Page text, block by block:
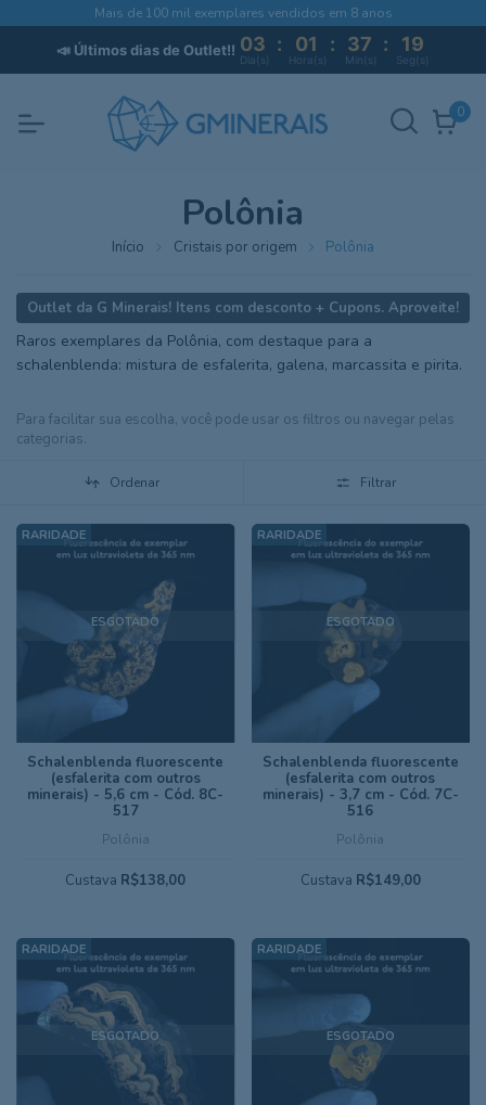
Mais de 100 mil exemplares vendidos em 8 anos
📣 Últimos dias de Outlet!! 03 : 01 : 37 : 19
Dia(s) Hora(s) Min(s) Seg(s)
0
Polônia
Início Cristais por origem Polônia
Raros exemplares da Polônia, com destaque para a
schalenblenda: mistura de esfalerita, galena, marcassita e pirita.
Ordenar Filtrar
ESGOTADO
Polônia
Schalenblenda fluorescente
(esfalerita com outros
minerais) - 5,6 cm - Cód. 8C-
517
Custava R$138,00
ESGOTADO
Polônia
Schalenblenda fluorescente
(esfalerita com outros
minerais) - 3,7 cm - Cód. 7C-
516
Custava R$149,00
ESGOTADO ESGOTADO